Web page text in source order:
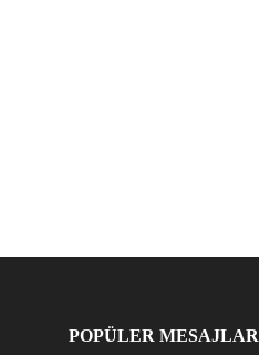
POPÜLER MESAJLAR